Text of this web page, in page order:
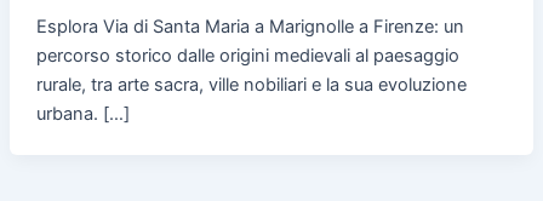
Esplora Via di Santa Maria a Marignolle a Firenze: un
percorso storico dalle origini medievali al paesaggio
rurale, tra arte sacra, ville nobiliari e la sua evoluzione
urbana. […]